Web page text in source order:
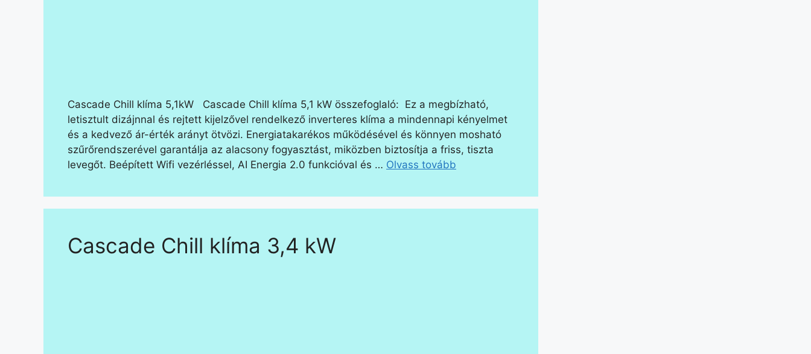
Cascade Chill klíma 5,1kW Cascade Chill klíma 5,1 kW összefoglaló: Ez a megbízható,
letisztult dizájnnal és rejtett kijelzővel rendelkező inverteres klíma a mindennapi kényelmet
és a kedvező ár-érték arányt ötvözi. Energiatakarékos működésével és könnyen mosható
szűrőrendszerével garantálja az alacsony fogyasztást, miközben biztosítja a friss, tiszta
levegőt. Beépített Wifi vezérléssel, AI Energia 2.0 funkcióval és … Olvass tovább
Cascade Chill klíma 3,4 kW